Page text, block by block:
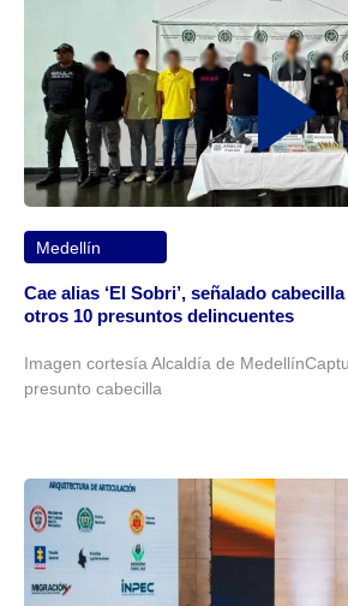
Medellín
Cae alias ‘El Sobri’, señalado
otros 10 presuntos delincuentes
Imagen cortesía Alcaldía de
presunto cabecilla